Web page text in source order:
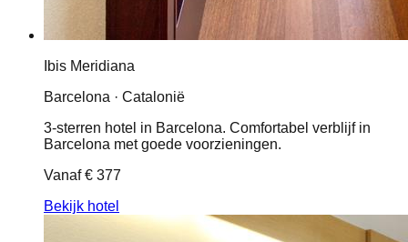
Ibis Meridiana
Barcelona · Catalonië
3-sterren hotel in Barcelona. Comfortabel verblijf in
Barcelona met goede voorzieningen.
Vanaf€ 377
Bekijk hotel